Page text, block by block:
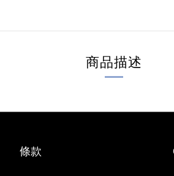
商品描述
條款